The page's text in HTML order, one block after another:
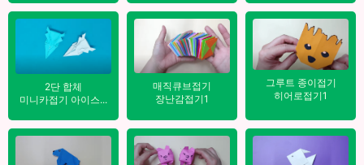
2단 합체
미니카접기 아이스...
매직큐브접기
장난감접기1
그루트 종이접기
히어로접기1